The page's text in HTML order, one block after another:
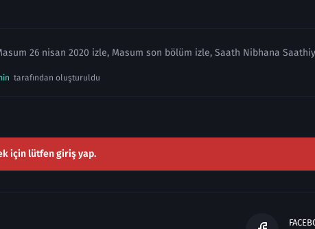
26 nisan 2020 izle, Masum son bölüm izle, Saath Nibhana
tarafından oluşturuldu
için lütfen giriş yap.